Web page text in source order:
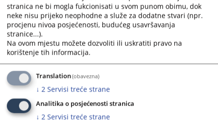
Trenutno nema vijesti
stranica ne bi mogla fukcionisati u svom punom obimu, dok
neke nisu prijeko neophodne a služe za dodatne stvari (npr.
procjenu nivoa posjećenosti, budućeg usavršavanja
stranice...).
Na ovom mjestu možete dozvoliti ili uskratiti pravo na
korištenje tih informacija.
Translation(obavezna)
↓ 2 Servisi treće strane
Analitika o posjećenosti stranica
↓ 2 Servisi treće strane